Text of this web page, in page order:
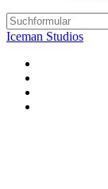
Iceman Studios